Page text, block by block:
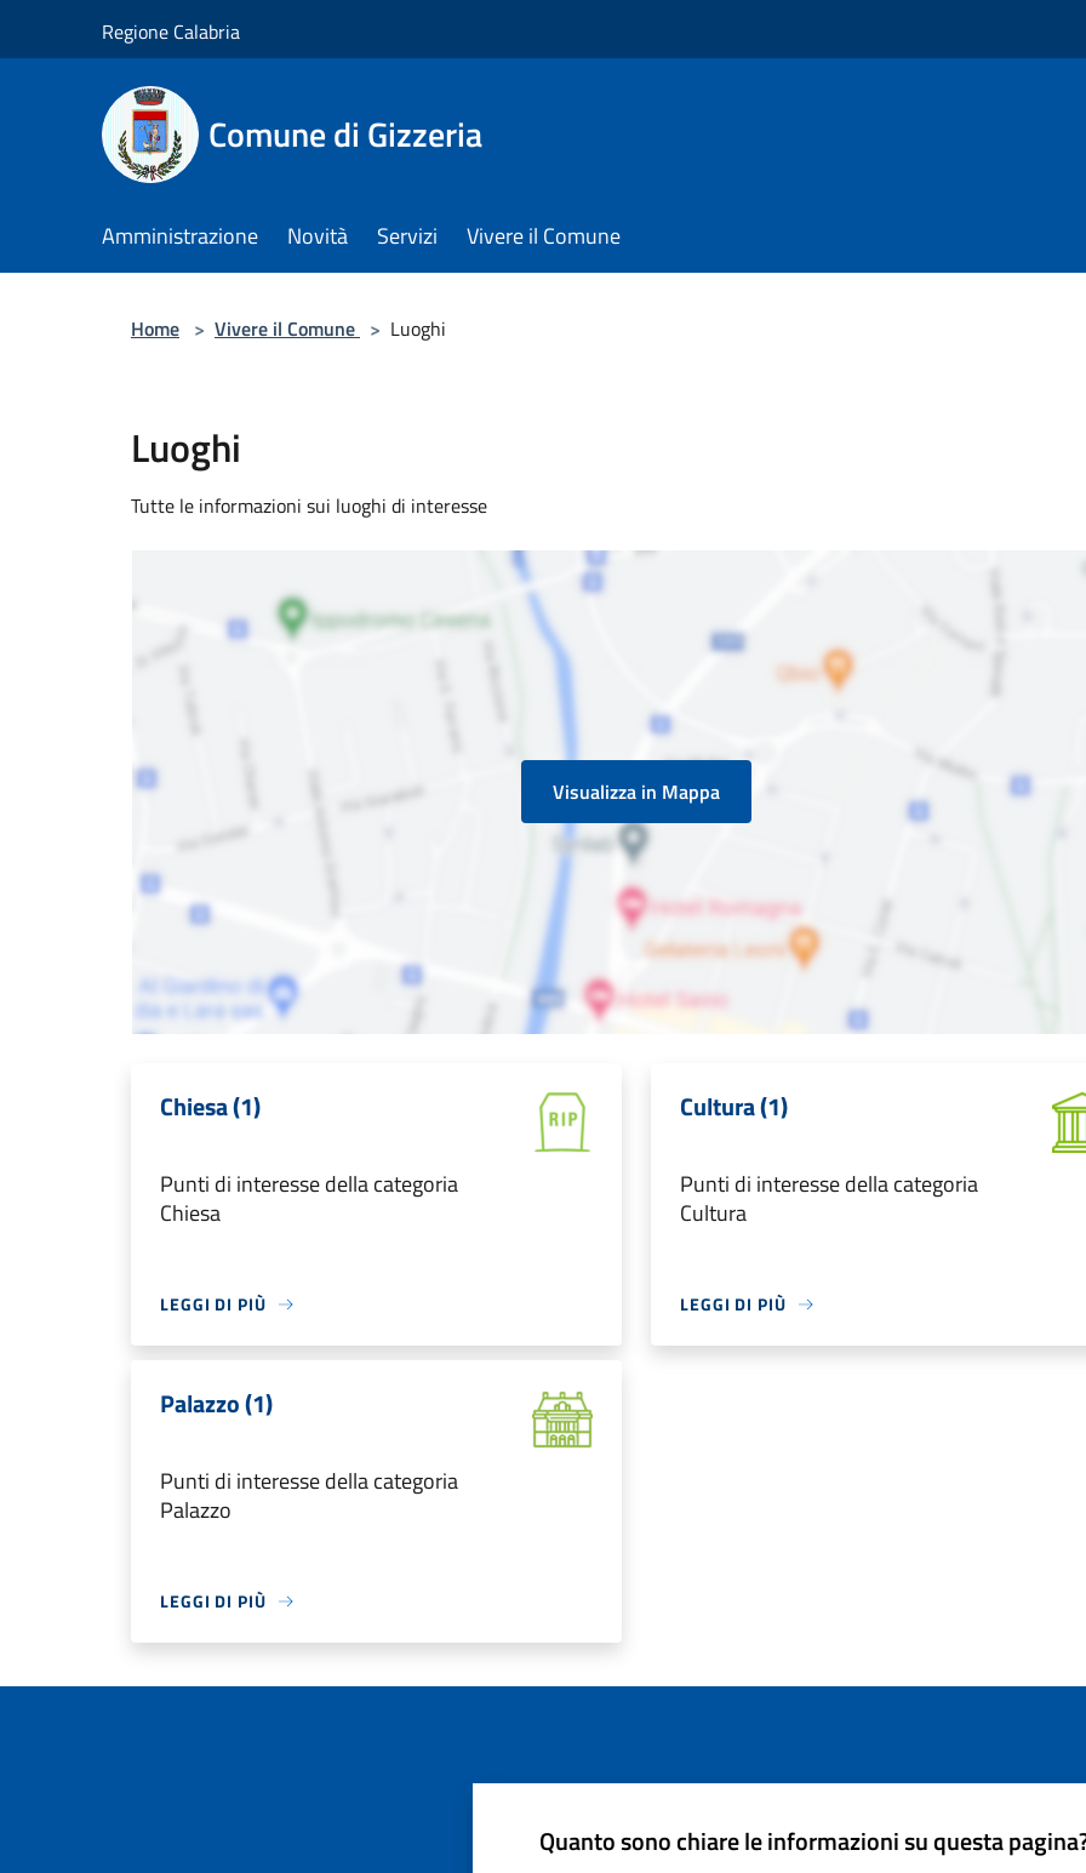
Regione Calabria
Comune di Gizzeria
Amministrazione Novità Servizi Vivere il Comune
Home > Vivere il Comune > Luoghi
Luoghi
Tutte le informazioni sui luoghi di interesse
Visualizza in Mappa
Chiesa (1)
Punti di interesse della categoria
Chiesa
LEGGI DI PIÙ
Cultura (1)
Punti di interesse della categoria
Cultura
LEGGI DI PIÙ
Palazzo (1)
Punti di interesse della categoria
Palazzo
LEGGI DI PIÙ
Quanto sono chiare le informazioni su questa